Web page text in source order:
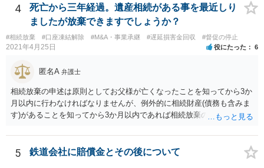
いということではなく、身分相応の、社会的儀式として当然認められ
る程度の金額に留まると考えた方がよいです。 もし、相続人の皆さん
に葬儀費用を支出する経済力がなく、質素な葬儀を行った費用であれ
ば相続財産から支出しても単純承認と認められない可能性が高いの
で、相続放棄申述が受理される可能性も高いと思います。
4
死亡から三年経過。遺産相続がある事を最近しり
ましたが放棄できますでしょうか？
#相続放棄 #口座凍結解除 #M&A・事業承継 #遅延損害金回収 #督促の停止
2021年4月25日 役にたった 6
匿名A 弁護士
相続放棄の申述は原則としてお父様が亡くなったことを知ってから3か
月以内に行わなければなりませんが、例外的に相続財産(債務も含みま
す)があることを知ってから3か月以内であれば相続放棄の申述が認め
したら、早急に家裁に行って相続放棄の申述をしたい旨告げて必要な
書類を提出されることをおすすめいたします。 なお、お父様の債務が
他にもあるかもしれないというリスクを考えますと、相続放棄の申述
5 鉄道会社に賠償金とその後について